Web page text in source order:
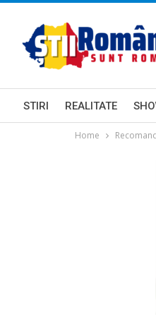
STIRI REALITATE
Home